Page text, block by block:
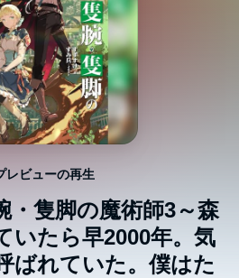
・隻脚の魔術師3～森
いたら早2000年。気
ばれていた。僕はた
レビューの再生